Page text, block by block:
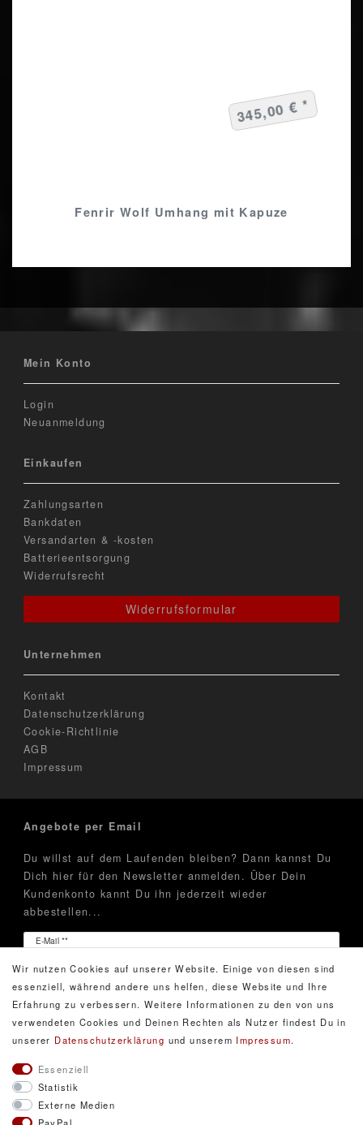
Fenrir Wolf Umhang mit Kapuze
345,00 € *
Mein Konto
Login
Neuanmeldung
Einkaufen
Zahlungsarten
Bankdaten
Versandarten & -kosten
Batterieentsorgung
Widerrufsrecht
Widerrufsformular
Unternehmen
Kontakt
Datenschutzerklärung
Cookie-Richtlinie
AGB
Impressum
Angebote per Email
Du willst auf dem Laufenden bleiben? Dann kannst Du
Dich hier für den Newsletter anmelden. Über Dein
Kundenkonto kannt Du ihn jederzeit wieder
abbestellen...
E-Mail **
Newsletter
Hiermit bestätige ich, dass ich die
Daten­schutz­erklärung
gelesen habe. Meine Einwilligung kann ich jederzeit
widerrufen.**
Wir nutzen Cookies auf unserer Website. Einige von diesen sind
essenziell, während andere uns helfen, diese Website und Ihre
Erfahrung zu verbessern. Weitere Informationen zu den von uns
verwendeten Cookies und Deinen Rechten als Nutzer findest Du in
unserer Daten­schutz­erklärung und unserem Impressum.
Essenziell
Statistik
Externe Medien